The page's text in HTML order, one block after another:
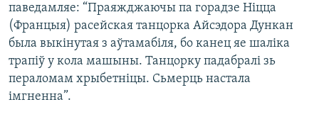
паведамляе: “Праяжджаючы па горадзе Ніцца
(Францыя) расейская танцорка Айсэдора Дункан
была выкінутая з аўтамабіля, бо канец яе шаліка
трапіў у кола машыны. Танцорку падабралі зь
пераломам хрыбетніцы. Сьмерць настала
імгненна”.